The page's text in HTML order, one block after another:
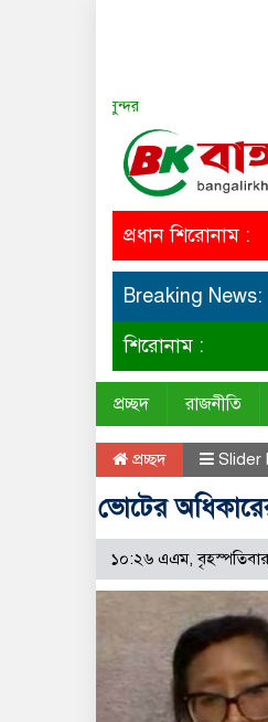
প্রধান শিরোনাম :
Breaking News:
শিরোনাম :
প্রচ্ছদ রাজনীতি
প্রচ্ছদ Slider
ভোটের
১০:২৬ এএম,